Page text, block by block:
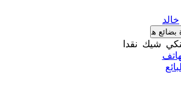
خالد
شيك نقدا